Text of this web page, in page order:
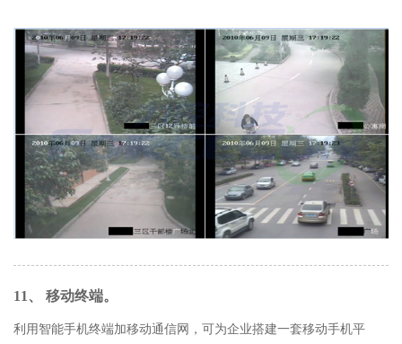
11、 移动终端。
利用智能手机终端加移动通信网，可为企业搭建一套移动手机平